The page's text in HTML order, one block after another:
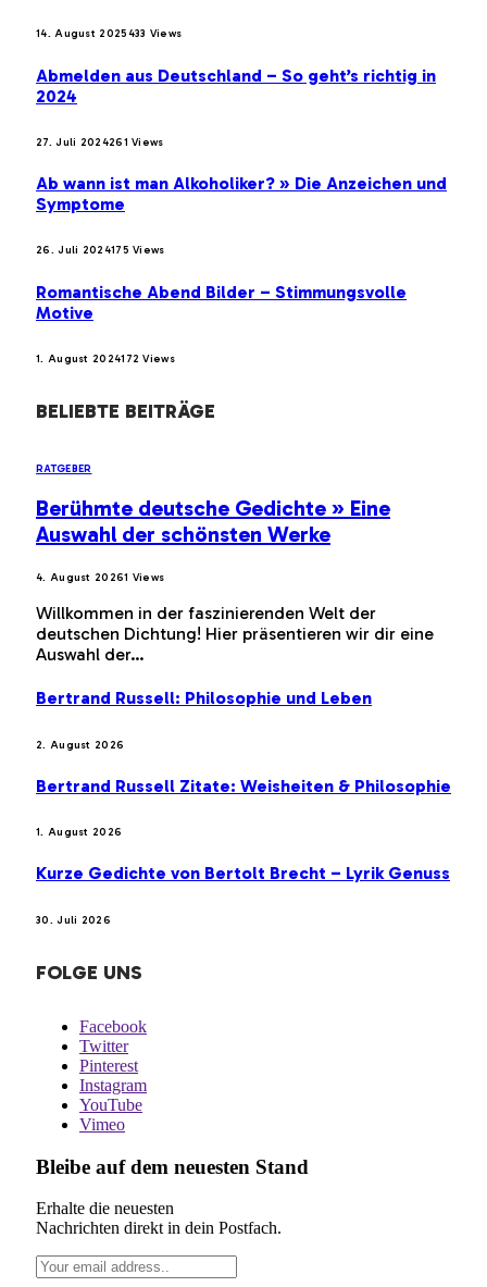
14. August 2025433 Views
Abmelden aus Deutschland – So geht’s richtig in
2024
27. Juli 2024261Views
Ab wann ist man Alkoholiker? » Die Anzeichen und
Symptome
26. Juli 2024175Views
Romantische Abend Bilder – Stimmungsvolle
Motive
1. August 2024172Views
BELIEBTE BEITRÄGE
RATGEBER
Berühmte deutsche Gedichte » Eine
Auswahl der schönsten Werke
4. August 20261 Views
Willkommen in der faszinierenden Welt der
deutschen Dichtung! Hier präsentieren wir dir eine
Auswahl der…
Bertrand Russell: Philosophie und Leben
2. August 2026
Bertrand Russell Zitate: Weisheiten & Philosophie
1. August 2026
Kurze Gedichte von Bertolt Brecht – Lyrik Genuss
30. Juli 2026
FOLGE UNS
Facebook
Twitter
Pinterest
Instagram
YouTube
Vimeo
Bleibe auf dem neuesten Stand
Erhalte die neuesten
Nachrichten direkt in dein Postfach.